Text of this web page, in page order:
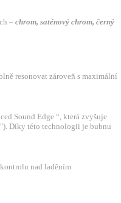
– chrom, saténový chrom, černý
resonovat zároveň s maximální
Sound Edge “, která zvyšuje
Díky této technologii je bubnu
nad laděním